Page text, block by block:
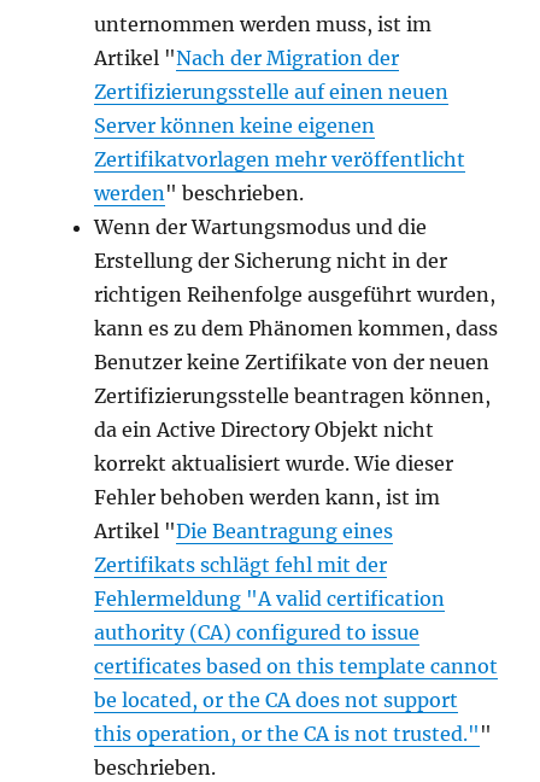
unternommen werden muss, ist im
Artikel "Nach der Migration der
Zertifizierungsstelle auf einen neuen
Server können keine eigenen
Zertifikatvorlagen mehr veröffentlicht
werden" beschrieben.
Wenn der Wartungsmodus und die
Erstellung der Sicherung nicht in der
richtigen Reihenfolge ausgeführt wurden,
kann es zu dem Phänomen kommen, dass
Benutzer keine Zertifikate von der neuen
Zertifizierungsstelle beantragen können,
da ein Active Directory Objekt nicht
korrekt aktualisiert wurde. Wie dieser
Fehler behoben werden kann, ist im
Artikel "Die Beantragung eines
Zertifikats schlägt fehl mit der
Fehlermeldung "A valid certification
authority (CA) configured to issue
certificates based on this template cannot
be located, or the CA does not support
this operation, or the CA is not trusted." "
beschrieben.